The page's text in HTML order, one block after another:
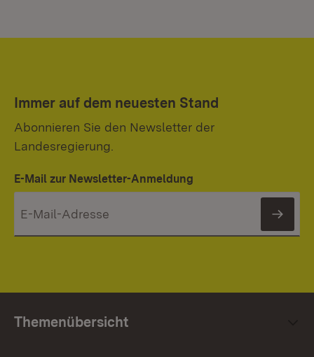
Immer auf dem neuesten Stand
Abonnieren Sie den Newsletter der
Landesregierung.
E-Mail zur Newsletter-Anmeldung
Themenübersicht